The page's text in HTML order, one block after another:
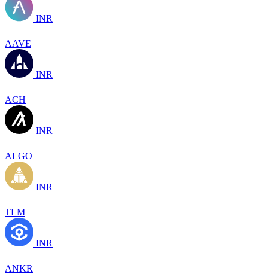
INR
AAVE
INR
ACH
INR
ALGO
INR
TLM
INR
ANKR